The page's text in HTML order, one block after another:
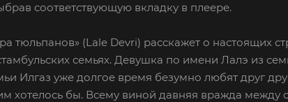
соответствующую вкладку в плеере.
тюльпанов» (Lale Devri) расскажет о настоящих
семьях. Девушка по имени Лалэ из
Илгаз уже долгое время безумно любят друг
хотелось бы. Всему виной давняя вражда между